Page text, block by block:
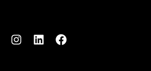
I
n
L
i
F
a